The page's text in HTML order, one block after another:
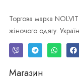
Торгова марка
жіночого одягу.
Магазин